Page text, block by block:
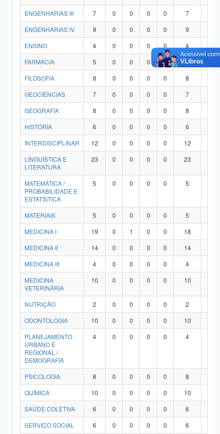
ENGENHARIAS III
7 0 0 0 0 7
ENGENHARIAS IV
9 0 0 0 0 9
ENSINO
4 0 0 0 0 4
FARMÁCIA
5 0 0 0 0 5
FILOSOFIA
8 0 0 0 0 8
GEOCIÊNCIAS
7 0 0 0 0 7
GEOGRAFIA
8 0 0 0 0 8
HISTÓRIA
6 0 0 0 0 6
INTERDISCIPLINAR
12 0 0 0 0 12
LINGUÍSTICA E
LITERATURA
23 0 0 0 0 23
MATEMÁTICA /
PROBABILIDADE E
ESTATÍSTICA
5 0 0 0 0 5
MATERIAIS 5 0 0 0 0 5
MEDICINA I
19 0 1 0 0 18
MEDICINA II
14 0 0 0 0 14
MEDICINA III
4 0 0 0 0 4
MEDICINA
VETERINÁRIA
10 0 0 0 0 10
NUTRIÇÃO 2 0 0 0 0 2
ODONTOLOGIA
10 0 0 0 0 10
PLANEJAMENTO
URBANO E
REGIONAL /
DEMOGRAFIA
4 0 0 0 0 4
PSICOLOGIA 8 0 0 0 0 8
QUÍMICA
10 0 0 0 0 10
SAÚDE COLETIVA
6 0 0 0 0 6
SERVIÇO SOCIAL
6 0 0 0 0 6